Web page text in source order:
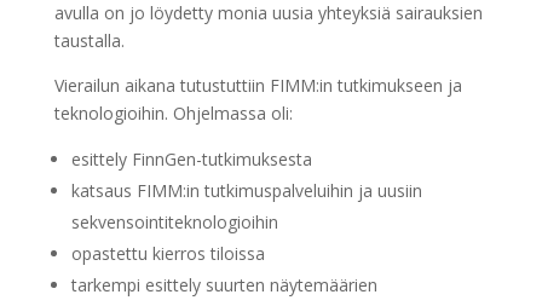
avulla on jo löydetty monia uusia yhteyksiä sairauksien
taustalla.
Vierailun aikana tutustuttiin FIMM:in tutkimukseen ja
teknologioihin. Ohjelmassa oli:
esittely FinnGen-tutkimuksesta
katsaus FIMM:in tutkimuspalveluihin ja uusiin
sekvensointiteknologioihin
opastettu kierros tiloissa
tarkempi esittely suurten näytemäärien